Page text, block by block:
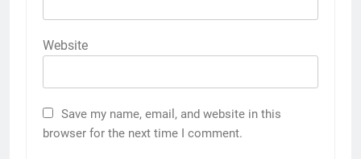
Website
Save my name, email, and website in this
browser for the next time I comment.